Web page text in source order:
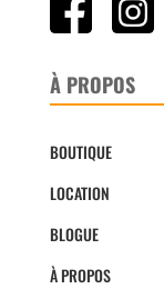
À PROPOS
BOUTIQUE
LOCATION
BLOGUE
À PROPOS